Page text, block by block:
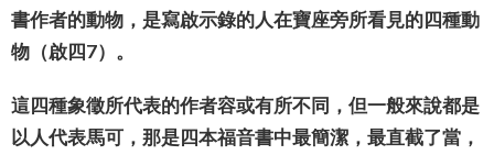
書作者的動物，是寫啟示錄的人在寶座旁所看見的四種動
物（啟四7）。
這四種象徵所代表的作者容或有所不同，但一般來說都是
以人代表馬可，那是四本福音書中最簡潔，最直截了當，